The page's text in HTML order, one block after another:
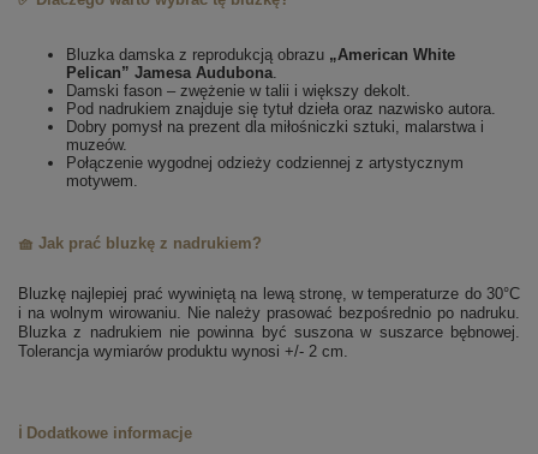
Bluzka damska z reprodukcją obrazu „American White
Pelican” Jamesa Audubona.
Damski fason – zwężenie w talii i większy dekolt.
Pod nadrukiem znajduje się tytuł dzieła oraz nazwisko autora.
Dobry pomysł na prezent dla miłośniczki sztuki, malarstwa i
muzeów.
Połączenie wygodnej odzieży codziennej z artystycznym
motywem.
🧺 Jak prać bluzkę z nadrukiem?
Bluzkę najlepiej prać wywiniętą na lewą stronę, w temperaturze do 30°C
i na wolnym wirowaniu. Nie należy prasować bezpośrednio po nadruku.
Bluzka z nadrukiem nie powinna być suszona w suszarce bębnowej.
Tolerancja wymiarów produktu wynosi +/- 2 cm.
ℹ️ Dodatkowe informacje